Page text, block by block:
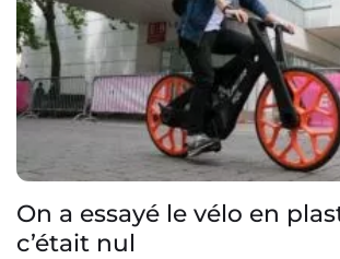
On a essayé le vélo en
c’était nul